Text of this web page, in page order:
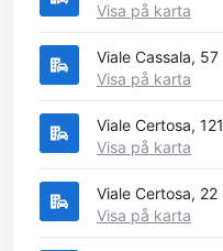
Visa på karta
Viale Cassala, 57
Visa på karta
Viale Certosa, 121
Visa på karta
Viale Certosa, 22
Visa på karta